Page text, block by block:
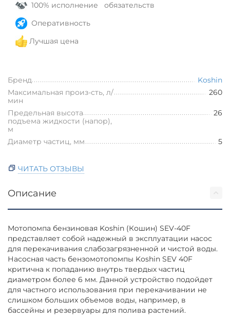
100% исполнение обязательств
Оперативность
Лучшая цена
Бренд
Koshin
Максимальная произ-сть, л/
мин
260
Предельная высота
подъема жидкости (напор),
м
26
Диаметр частиц, мм 5
ЧИТАТЬ ОТЗЫВЫ
Описание
Мотопомпа бензиновая Koshin (Кошин) SEV-40F
представляет собой надежный в эксплуатации насос
для перекачивания слабозагрязненной и чистой воды.
Насосная часть бензомотопомпы Koshin SEV 40F
критична к попаданию внутрь твердых частиц
диаметром более 6 мм. Данной устройство подойдет
для частного использования при перекачивании не
слишком больших объемов воды, например, в
бассейны и резервуары для полива растений.